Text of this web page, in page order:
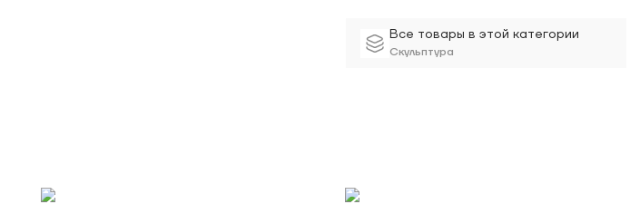
Все товары в этой категории
Скульптура